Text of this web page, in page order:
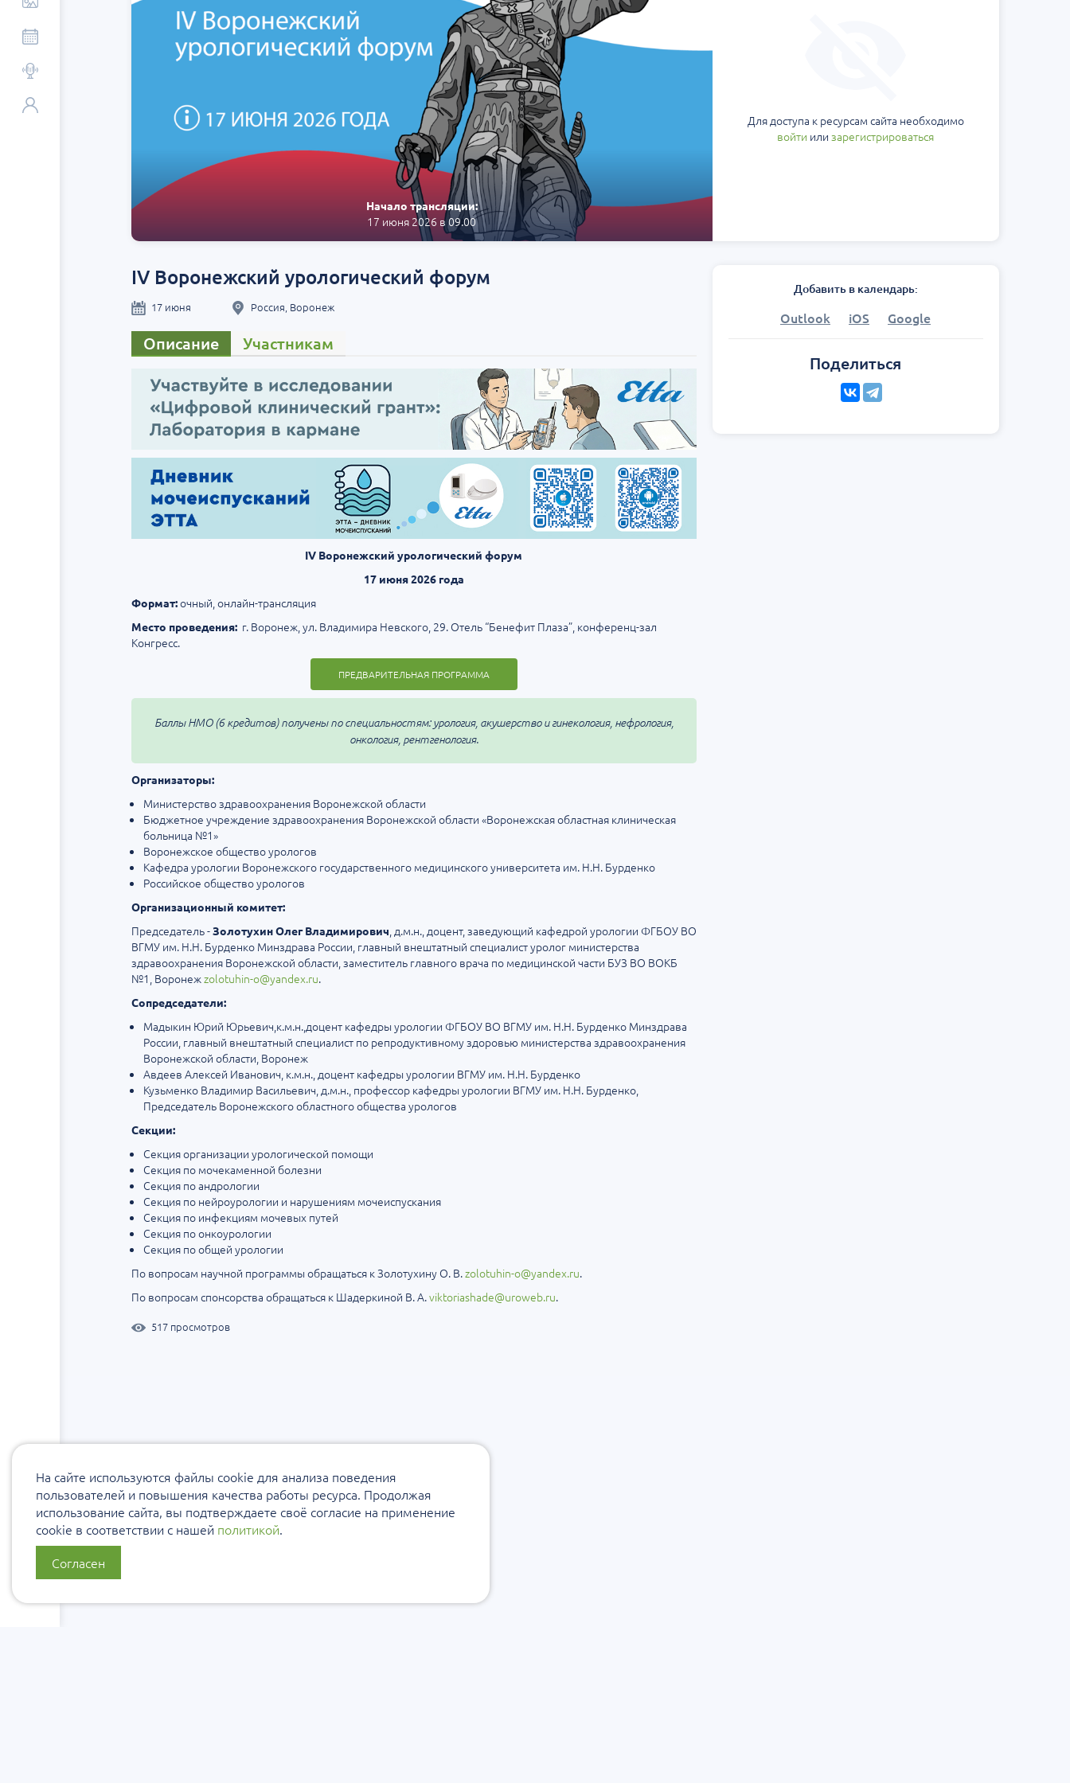
Начало трансляции:
17 июня 2026 в 09.00
Для доступа к ресурсам сайта необходимо
войти или зарегистрироваться
Добавить в календарь:
Outlook iOS Google
Поделиться
IV Воронежский урологический форум
17 июня Россия, Воронеж
Описание Участникам
IV Воронежский урологический форум
17 июня 2026 года
Формат:очный, онлайн-трансляция
Место проведения: г. Воронеж, ул. Владимира Невского, 29. Отель “Бенефит Плаза”, конференц-зал
Конгресс.
ПРЕДВАРИТЕЛЬНАЯ ПРОГРАММА
Баллы НМО (6 кредитов) получены по специальностям: урология, акушерство и гинекология, нефрология,
онкология, рентгенология.
Организаторы:
Министерство здравоохранения Воронежской области
Бюджетное учреждение здравоохранения Воронежской области «Воронежская областная клиническая
больница №1»
Воронежское общество урологов
Кафедра урологии Воронежского государственного медицинского университета им. Н.Н. Бурденко
Российское общество урологов
Организационный комитет:
Председатель - Золотухин Олег Владимирович , д.м.н., доцент, заведующий кафедрой урологии ФГБОУ ВО
ВГМУ им. Н.Н. Бурденко Минздрава России, главный внештатный специалист уролог министерства
здравоохранения Воронежской области, заместитель главного врача по медицинской части БУЗ ВО ВОКБ
№1, Воронежzolotuhin-o@yandex.ru.
Сопредседатели:
Мадыкин Юрий Юрьевич,к.м.н.,доцент кафедры урологии ФГБОУ ВО ВГМУ им. Н.Н. Бурденко Минздрава
России, главный внештатный специалист по репродуктивному здоровью министерства здравоохранения
Воронежской области, Воронеж
Авдеев Алексей Иванович, к.м.н., доцент кафедры урологии ВГМУ им. Н.Н. Бурденко
Кузьменко Владимир Васильевич, д.м.н., профессор кафедры урологии ВГМУ им. Н.Н. Бурденко,
Председатель Воронежского областного общества урологов
Секции:
Секция организации урологической помощи
Секция по мочекаменной болезни
Секция по андрологии
Секция по нейроурологии и нарушениям мочеиспускания
Секция по инфекциям мочевых путей
Секция по онкоурологии
Секция по общей урологии
По вопросам научной программы обращаться к Золотухину О. В.zolotuhin-o@yandex.ru.
По вопросам спонсорства обращаться к Шадеркиной В. А.viktoriashade@uroweb.ru.
517 просмотров
На сайте используются файлы cookie для анализа поведения
пользователей и повышения качества работы ресурса. Продолжая
использование сайта, вы подтверждаете своё согласие на применение
cookie в соответствии с нашей политикой.
Согласен